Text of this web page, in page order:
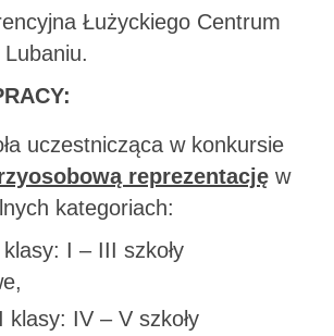
Łużyckiego Centrum
uczestnicząca w konkursie
reprezentację w
kategoriach:
I – III szkoły
klasy: IV – V szkoły